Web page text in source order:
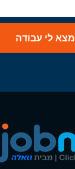
מצא לי עבודה